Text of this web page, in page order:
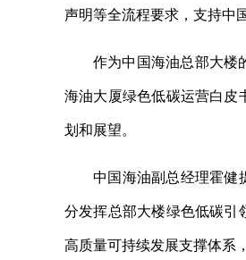
声明等全流程要求，支持中
作为中国海油总部大楼
海油大厦绿色低碳运营白皮
划和展望。
中国海油副总经理霍健
分发挥总部大楼绿色低碳引
高质量可持续发展支撑体系